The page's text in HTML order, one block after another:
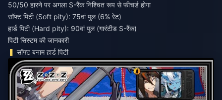
50/50 हारने पर अगला S-रैंक निश्चित रूप से फीचर्ड होगा
सॉफ्ट पिटी (Soft pity): 75वां पुल (6% रेट)
हार्ड पिटी (Hard pity): 90वां पुल (गारंटीड S-रैंक)
पिटी सिस्टम की जानकारी
सॉफ्ट बनाम हार्ड पिटी